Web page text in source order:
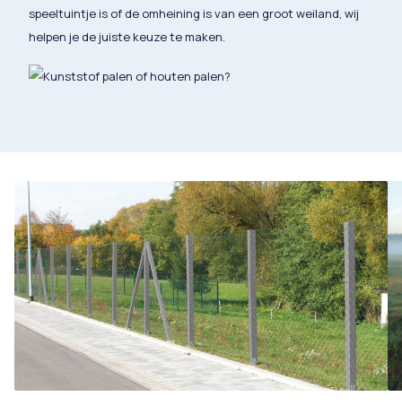
speeltuintje is of de omheining is van een groot weiland, wij
helpen je de juiste keuze te maken.